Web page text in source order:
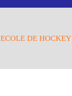
ECOLE DE HOCKEY